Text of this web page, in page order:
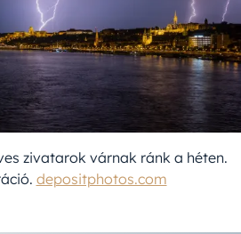
zivatarok várnak ránk a héten.
depositphotos.com